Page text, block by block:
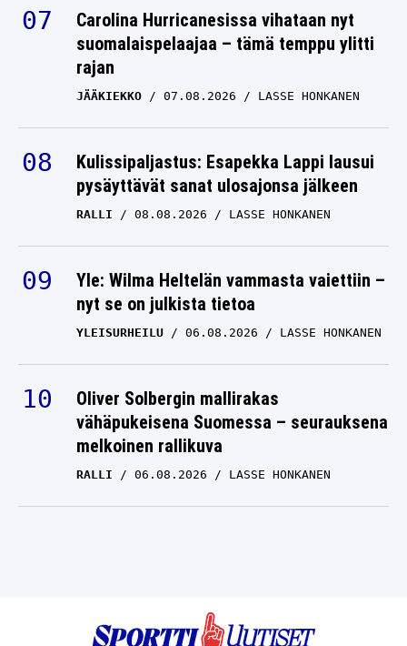
Carolina Hurricanesissa vihataan nyt
suomalaispelaajaa – tämä temppu ylitti
rajan
JÄÄKIEKKO 07.08.2026 LASSE HONKANEN
Kulissipaljastus: Esapekka Lappi lausui
pysäyttävät sanat ulosajonsa jälkeen
RALLI 08.08.2026 LASSE HONKANEN
Yle: Wilma Heltelän vammasta vaiettiin –
nyt se on julkista tietoa
YLEISURHEILU 06.08.2026 LASSE HONKANEN
Oliver Solbergin mallirakas
vähäpukeisena Suomessa – seurauksena
melkoinen rallikuva
RALLI 06.08.2026 LASSE HONKANEN